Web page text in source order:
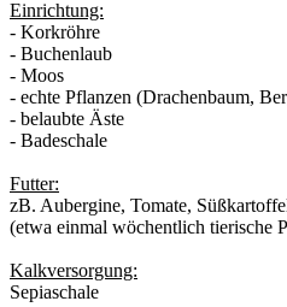
Einrichtung:
- Korkröhre
- Buchenlaub
- Moos
- echte Pflanzen (Drachenbaum,
- belaubte Äste
- Badeschale
Futter:
zB. Aubergine, Tomate,
(etwa einmal wöchentlich tierische
Kalkversorgung:
Sepiaschale